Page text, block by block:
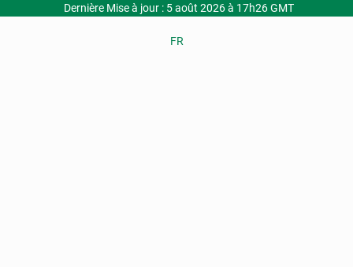
Dernière Mise à jour : 5 août 2026 à 17h26 GMT
FR